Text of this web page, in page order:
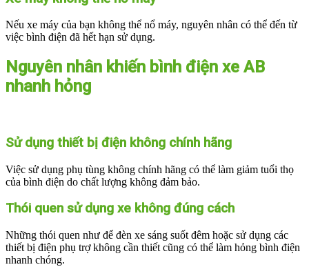
Nếu xe máy của bạn không thể nổ máy, nguyên nhân có thể đến từ
việc bình điện đã hết hạn sử dụng.
Nguyên nhân khiến bình điện xe AB
nhanh hỏng
Sử dụng thiết bị điện không chính hãng
Việc sử dụng phụ tùng không chính hãng có thể làm giảm tuổi thọ
của bình điện do chất lượng không đảm bảo.
Thói quen sử dụng xe không đúng cách
Những thói quen như để đèn xe sáng suốt đêm hoặc sử dụng các
thiết bị điện phụ trợ không cần thiết cũng có thể làm hỏng bình điện
nhanh chóng.